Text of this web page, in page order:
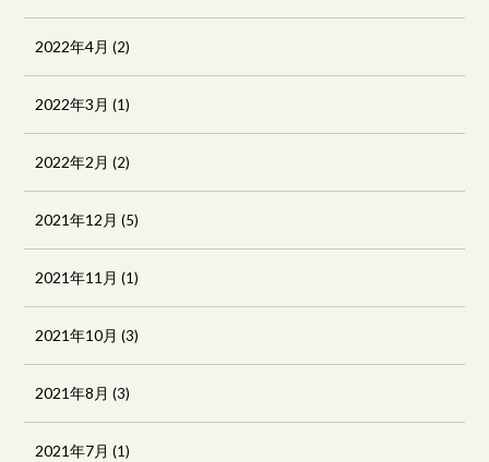
2022年4月 (2)
2022年3月 (1)
2022年2月 (2)
2021年12月 (5)
2021年11月 (1)
2021年10月 (3)
2021年8月 (3)
2021年7月 (1)